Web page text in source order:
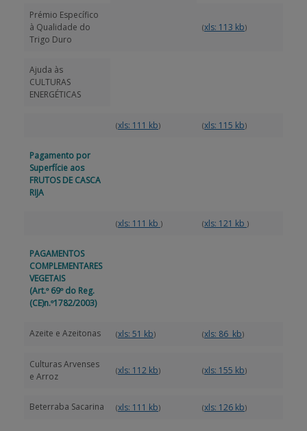
Prémio Específico
à Qualidade do
Trigo Duro
(xls: 113 kb)
Ajuda às
CULTURAS
ENERGÉTICAS
(xls: 111 kb) (xls: 115 kb)
Pagamento por
Superfície aos
FRUTOS DE CASCA
RIJA
(xls: 111 kb ) (xls: 121 kb )
PAGAMENTOS
COMPLEMENTARES
VEGETAIS
(Art.º 69º do Reg.
(CE)n.º1782/2003)
Azeite e Azeitonas (xls: 51 kb) (xls: 86 kb)
Culturas Arvenses
e Arroz
(xls: 112 kb) (xls: 155 kb)
Beterraba Sacarina (xls: 111 kb) (xls: 126 kb)